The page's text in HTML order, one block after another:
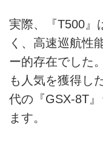
実際、『T500』
く、高速巡航性
ー的存在でした
も人気を獲得し
代の『GSX-8T
ます。